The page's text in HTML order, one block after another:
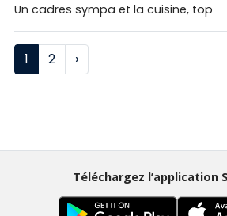
Un cadres sympa et la cuisine, top
1 2 ›
Téléchargez l’application